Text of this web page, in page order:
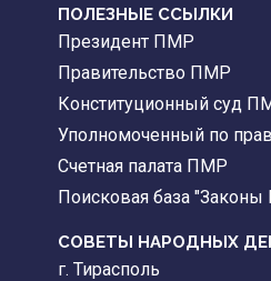
ПОЛЕЗНЫЕ ССЫЛКИ
Президент ПМР
Правительство ПМР
Конституционный суд
Уполномоченный по
Счетная палата ПМР
Поисковая база
СОВЕТЫ НАРОДНЫХ
г. Тирасполь